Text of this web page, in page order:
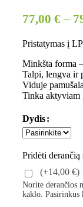
77,00 €–
Pristatymas į
Minkšta forma
Talpi, lengva ir
Viduje
Tinka aktyviam
Dydis
Pridėti derančią
(+14,00 €)
Norite derančios
kaklo. Pasirinkus